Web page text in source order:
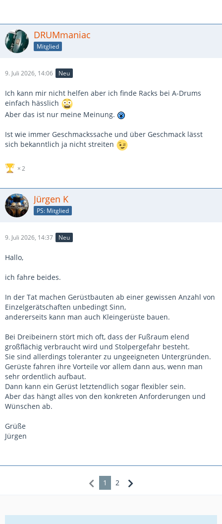
DRUMmaniac
Mitglied
9. Juli 2026, 14:06 Neu
Ich kann mir nicht helfen aber ich finde Racks bei A-Drums
einfach hässlich
Aber das ist nur meine Meinung.
Ist wie immer Geschmackssache und über Geschmack lässt
sich bekanntlich ja nicht streiten
2
Jürgen K
PS: Mitglied
9. Juli 2026, 14:37 Neu
Hallo,
ich fahre beides.
In der Tat machen Gerüstbauten ab einer gewissen Anzahl von
Einzelgerätschaften unbedingt Sinn,
andererseits kann man auch Kleingerüste bauen.
Bei Dreibeinern stört mich oft, dass der Fußraum elend
großflächig verbraucht wird und Stolpergefahr besteht.
Sie sind allerdings toleranter zu ungeeigneten Untergründen.
Gerüste fahren ihre Vorteile vor allem dann aus, wenn man
sehr ordentlich aufbaut.
Dann kann ein Gerüst letztendlich sogar flexibler sein.
Aber das hängt alles von den konkreten Anforderungen und
Wünschen ab.
Grüße
Jürgen
1 2